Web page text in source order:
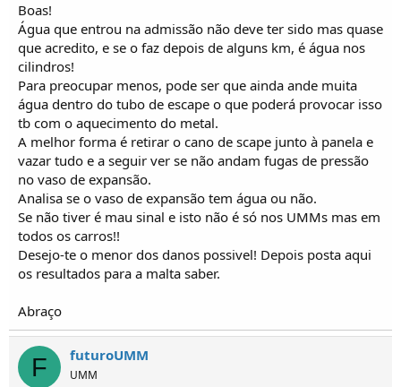
Boas!
Água que entrou na admissão não deve ter sido mas quase
que acredito, e se o faz depois de alguns km, é água nos
cilindros!
Para preocupar menos, pode ser que ainda ande muita
água dentro do tubo de escape o que poderá provocar isso
tb com o aquecimento do metal.
A melhor forma é retirar o cano de scape junto à panela e
vazar tudo e a seguir ver se não andam fugas de pressão
no vaso de expansão.
Analisa se o vaso de expansão tem água ou não.
Se não tiver é mau sinal e isto não é só nos UMMs mas em
todos os carros!!
Desejo-te o menor dos danos possivel! Depois posta aqui
os resultados para a malta saber.
Abraço
F futuroUMM
UMM